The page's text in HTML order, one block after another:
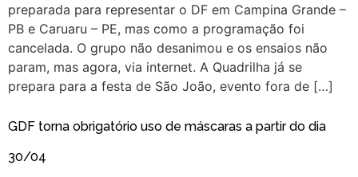
preparada para representar o DF em Campina Grande –
PB e Caruaru – PE, mas como a programação foi
cancelada. O grupo não desanimou e os ensaios não
param, mas agora, via internet. A Quadrilha já se
prepara para a festa de São João, evento fora de […]
GDF torna obrigatório uso de máscaras a partir do dia
30/04